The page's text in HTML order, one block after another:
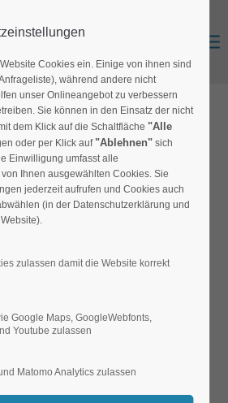
Anmelden
Dämmvlies. Ideal als
Akustik-Panele, Trennwände,
2 Breiten: 100 und
20 m Rolle
Cookies ein. Einige von ihnen sind
während andere nicht
unser Onlineangebot zu verbessern
Sie können in den Einsatz der nicht
dem Klick auf die Schaltfläche "Alle
oder per Klick auf "Ablehnen" sich
Einwilligung umfasst alle
Ihnen ausgewählten Cookies. Sie
jederzeit aufrufen und Cookies auch
(in der Datenschutzerklärung und
zulassen damit die Website korrekt
Google Maps, GoogleWebfonts,
Youtube zulassen
Matomo Analytics zulassen